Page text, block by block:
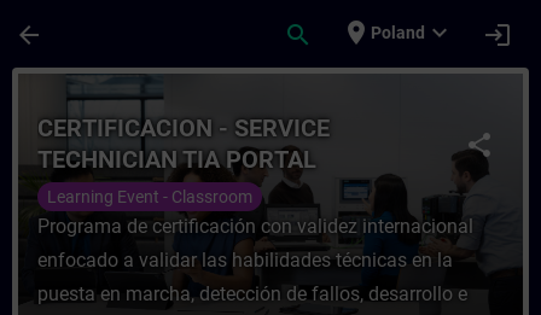
arrow_back search place Poland expand_more login
Kurs - CERTIFICACION - SERVICE
share
CERTIFICACION - SERVICE
TECHNICIAN TIA PORTAL
Learning Event - Classroom
Programa de certificación con validez internacional
enfocado a validar las habilidades técnicas en la
puesta en marcha, detección de fallos, desarrollo e